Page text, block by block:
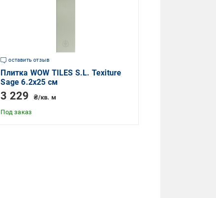
оставить отзыв
Плитка WOW TILES S.L. Texiture
Sage 6.2x25 см
3 229
₴/кв. м
Под заказ